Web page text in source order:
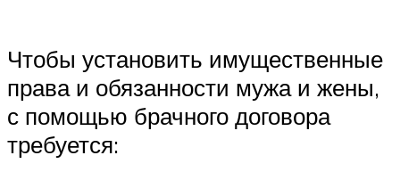
Чтобы установить имущественные
права и обязанности мужа и жены,
с помощью брачного договора
требуется: